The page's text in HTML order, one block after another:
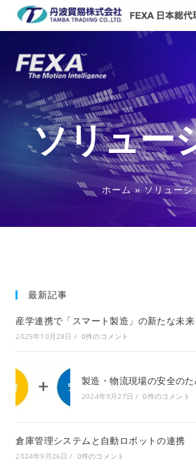
へ
ソリュー
ホーム»ソリューシ
最新記事
産学連携で「スマート製造」の新たな未
2025年10月28日 / 0件のコメント
製造・物流現場の安全の
2024年9月27日 / 0件のコメント
倉庫管理システムと自動ロボットの連携
2024年9月26日 / 0件のコメント